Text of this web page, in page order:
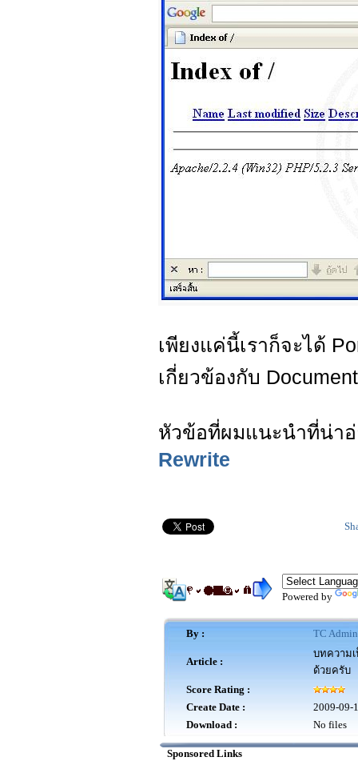
เพียงแค่นี้เราก็จะได้
เกี่ยวข้องกับ
หัวข้อที่ผมแนะนำที่น่า
Rewrite
Powered by
By : TC Admin
Article :
บทความ
ด้วยครับ
Score Rating :
Create Date :
2009-09-
Download :
No files
Sponsored Links